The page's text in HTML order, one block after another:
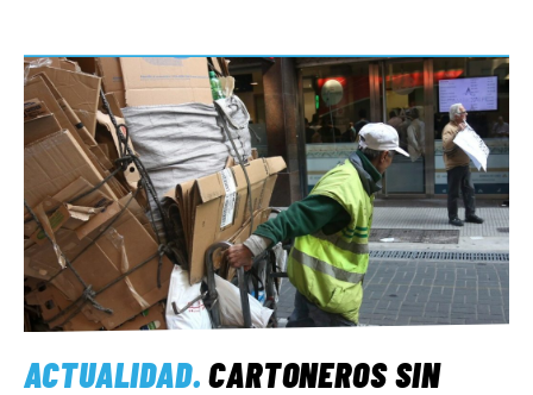
ACTUALIDAD.CARTONEROS SIN